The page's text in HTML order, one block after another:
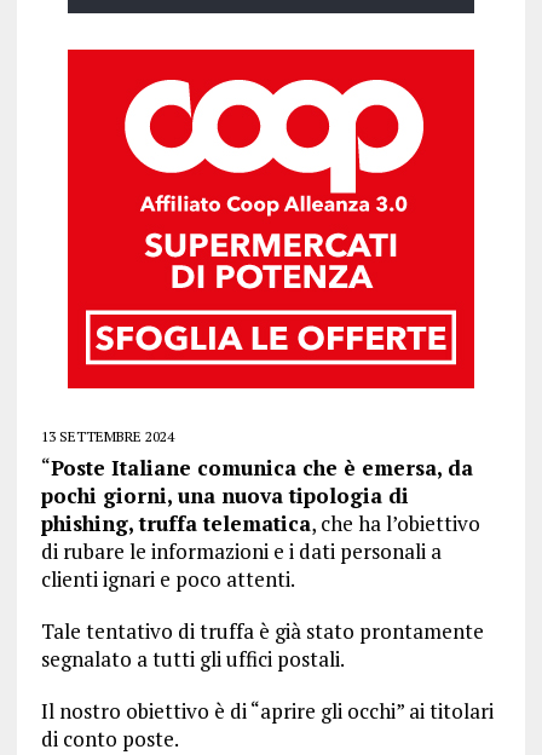
13 SETTEMBRE 2024
“Poste Italiane comunica che è emersa, da
pochi giorni, una nuova tipologia di
phishing, truffa telematica, che ha l’obiettivo
di rubare le informazioni e i dati personali a
clienti ignari e poco attenti.
Tale tentativo di truffa è già stato prontamente
segnalato a tutti gli uffici postali.
Il nostro obiettivo è di “aprire gli occhi” ai titolari
di conto poste.